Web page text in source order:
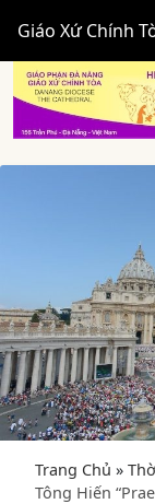
Giáo Xứ Chính
Trang Chủ »
Tông Hiến